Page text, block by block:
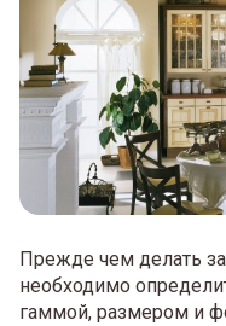
Прежде чем делать
необходимо
гаммой, размером и